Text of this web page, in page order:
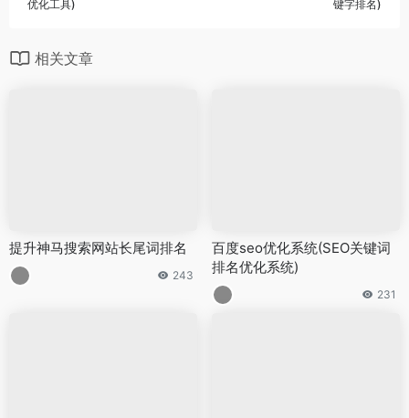
优化工具)
键字排名)
相关文章
提升神马搜索网站长尾词排名
243
百度seo优化系统(SEO关键词
排名优化系统)
231